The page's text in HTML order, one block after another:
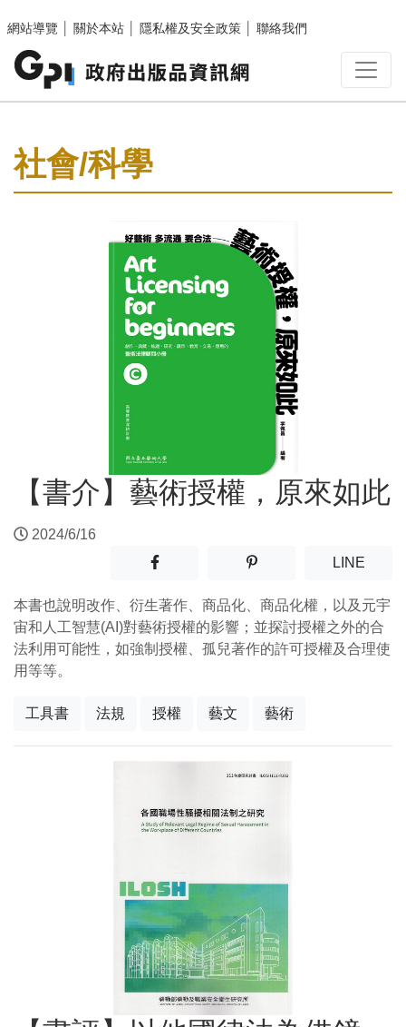
網站導覽
關於本站 隱私權及安全政策 聯絡我們
:::
社會/科學
【書介】藝術授權，原來如此
2024/6/16
分享至facebook(另開新視窗)
分享至噗浪(另開新視窗)
LINE(另開
本書也說明改作、衍生著作、商品化、商品化權，以及元宇
宙和人工智慧(AI)對藝術授權的影響；並探討授權之外的合
法利用可能性，如強制授權、孤兒著作的許可授權及合理使
用等等。
工具書 法規 授權 藝文 藝術